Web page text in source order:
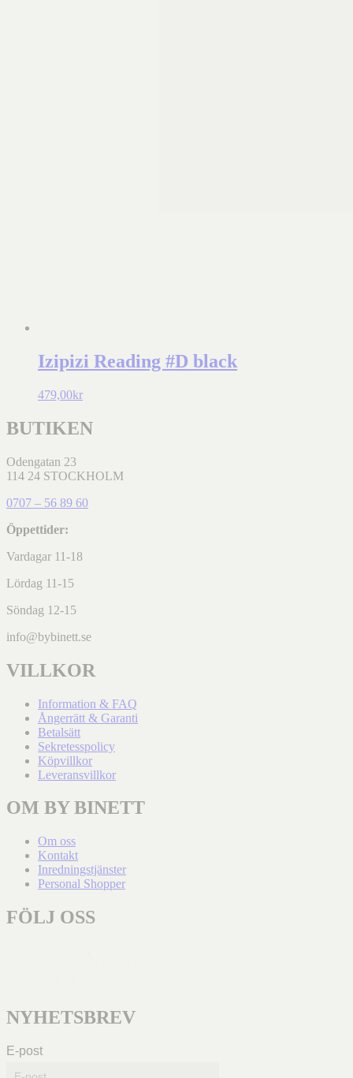
Izipizi Reading #D black
479,00kr
BUTIKEN
Odengatan 23
114 24 STOCKHOLM
0707 – 56 89 60
Öppettider:
Vardagar 11-18
Lördag 11-15
Söndag 12-15
info@bybinett.se
VILLKOR
Information & FAQ
Ångerrätt & Garanti
Betalsätt
Sekretesspolicy
Köpvillkor
Leveransvillkor
OM BY BINETT
Om oss
Kontakt
Inredningstjänster
Personal Shopper
FÖLJ OSS
NYHETSBREV
E-post